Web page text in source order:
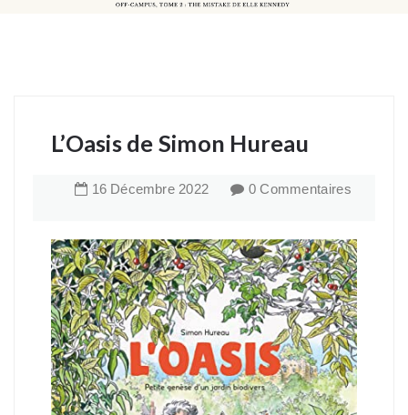
L’Oasis de Simon Hureau
16 Décembre 2022 0 Commentaires